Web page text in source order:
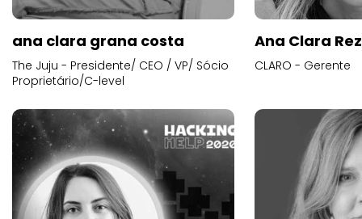
ana clara grana costa
The Juju - Presidente/ CEO / VP/ Sócio
Proprietário/C-level
Ana Clara
CLARO - Gerente